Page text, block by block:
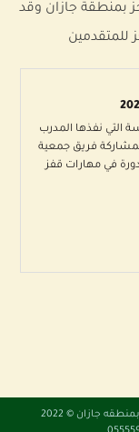
بمنطقة جازان وقد
للمتقدمين
التي نفذها المدرب
وفارسة وبمشاركة فريق جمعية
في مهارات قفز
جازان © 2022